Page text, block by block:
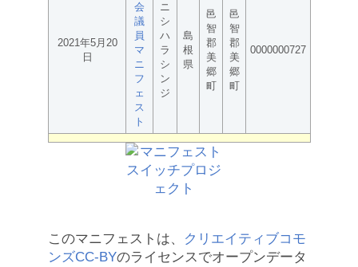
2021年5月20
日
会
議
員
マ
ニ
フ
ェ
ス
ト
ニ
シ
ハ
ラ
シ
ン
ジ
島
根
県
邑
智
郡
美
郷
町
邑
智
郡
美
郷
町
0000000727
このマニフェストは、
クリエイティブコモ
ンズCC-BYのライセンスでオープンデータ